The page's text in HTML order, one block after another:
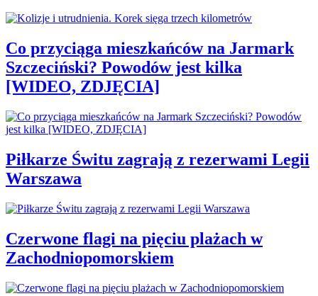
Co przyciąga mieszkańców na Jarmark
Szczeciński? Powodów jest kilka
[WIDEO, ZDJĘCIA]
Piłkarze Świtu zagrają z rezerwami Legii
Warszawa
Czerwone flagi na pięciu plażach w
Zachodniopomorskiem